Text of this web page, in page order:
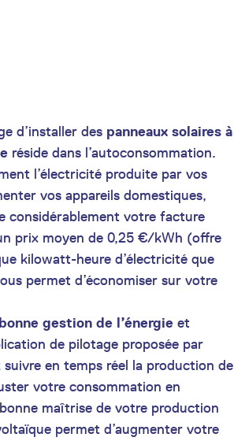
d’installer des panneaux solaires à
réside dans l’autoconsommation.
l’électricité produite par vos
vos appareils domestiques,
considérablement votre facture
prix moyen de 0,25 €/kWh (offre
kilowatt-heure d’électricité que
permet d’économiser sur votre
bonne gestion de l’énergie et
de pilotage proposée par
suivre en temps réel la production de
votre consommation en
maîtrise de votre production
permet d’augmenter votre